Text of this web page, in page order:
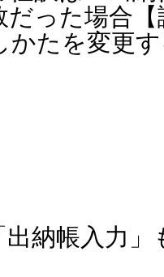
だった場合
かたを変更
納帳入力